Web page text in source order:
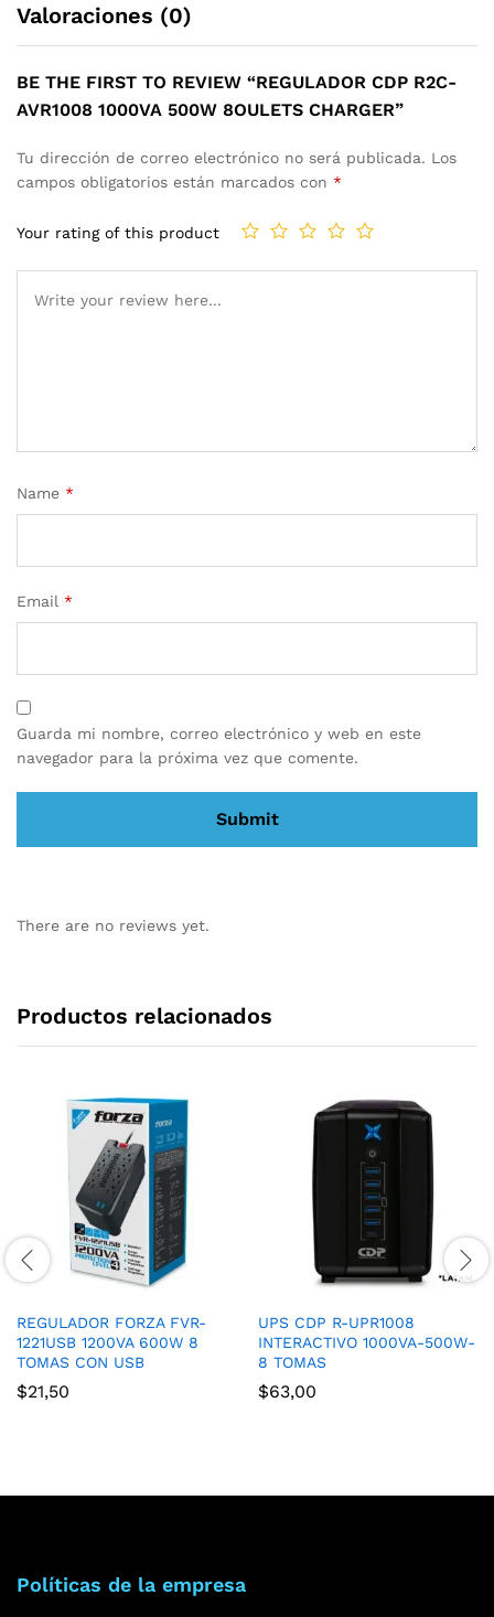
Valoraciones (0)
BE THE FIRST TO REVIEW “REGULADOR CDP R2C-
AVR1008 1000VA 500W 8OULETS CHARGER”
Tu dirección de correo electrónico no será publicada. Los
campos obligatorios están marcados con *
Your rating of this product
Name *
Email *
Guarda mi nombre, correo electrónico y web en este
navegador para la próxima vez que comente.
There are no reviews yet.
Productos relacionados
REGULADOR FORZA FVR-
1221USB 1200VA 600W 8
TOMAS CON USB
$21,50
UPS CDP R-UPR1008
INTERACTIVO 1000VA-500W-
8 TOMAS
$63,00
Políticas de la empresa